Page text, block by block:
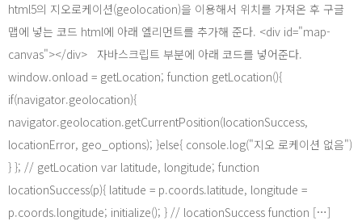
Html, CSS
Php
asp .net
html5의 지오로케이션(geolocation)을 이용해서 위치를 가져온 후 구글
맵에 넣는 코드 html에 아래 엘리먼트를 추가해 준다. <div id="map-
canvas"></div> 자바스크립트 부분에 아래 코드를 넣어준다.
window.onload = getLocation; function getLocation(){
if(navigator.geolocation){
navigator.geolocation.getCurrentPosition(locationSuccess,
locationError, geo_options); }else{ console.log("지오 로케이션 없음")
} }; // getLocation var latitude, longitude; function
locationSuccess(p){ latitude = p.coords.latitude, longitude =
p.coords.longitude; initialize(); } // locationSuccess function […]